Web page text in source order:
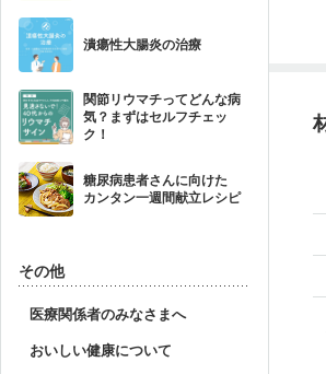
潰瘍性大腸炎の治療
関節リウマチってどんな病
気？まずはセルフチェッ
ク！
糖尿病患者さんに向けた
カンタン一週間献立レシピ
その他
医療関係者のみなさまへ
おいしい健康について